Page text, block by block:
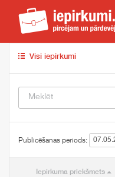
Visi iepirkumi
Publicēšanas periods:
Iepirkuma priekšmets